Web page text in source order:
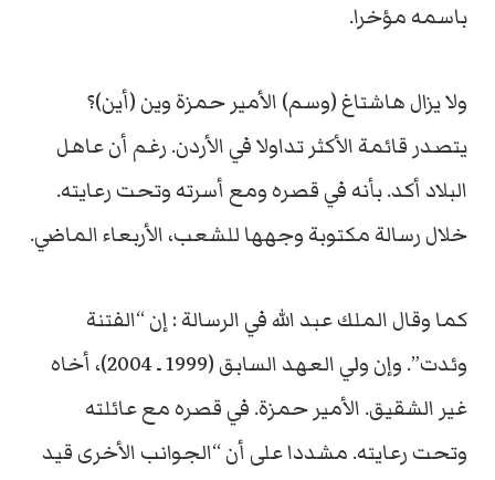
باسمه مؤخرا.
ولا يزال هاشتاغ (وسم) الأمير حمزة وين (أين)؟
يتصدر قائمة الأكثر تداولا في الأردن. رغم أن عاهل
البلاد أكد. بأنه في قصره ومع أسرته وتحت رعايته.
خلال رسالة مكتوبة وجهها للشعب، الأربعاء الماضي.
كما وقال الملك عبد الله في الرسالة : إن “الفتنة
وئدت”. وإن ولي العهد السابق (1999 ـ 2004)، أخاه
غير الشقيق. الأمير حمزة. في قصره مع عائلته
وتحت رعايته. مشددا على أن “الجوانب الأخرى قيد